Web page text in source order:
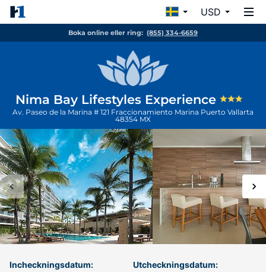
USD
Boka online eller ring: (855) 334-6659
Nima Bay Lifestyles Experience
Av. Paseo de la Marina # 121 Fraccionamiento Marina Puerto Vallarta
48354 MX
Incheckningsdatum: Utcheckningsdatum: